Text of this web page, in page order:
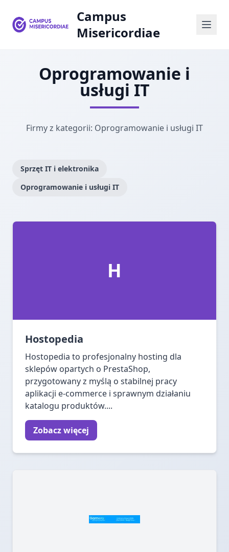
Campus
Misericordiae
Oprogramowanie i
usługi IT
Firmy z kategorii: Oprogramowanie i usługi IT
Sprzęt IT i elektronika
Oprogramowanie i usługi IT
H
Hostopedia
Hostopedia to profesjonalny hosting dla
sklepów opartych o PrestaShop,
przygotowany z myślą o stabilnej pracy
aplikacji e-commerce i sprawnym działaniu
katalogu produktów....
Zobacz więcej